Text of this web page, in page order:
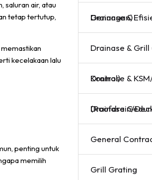
saluran air, atau
tetap tertutup,
kecelakaan lalu
penting untuk
memilih
Drainase & Efisiensi (Penyebab Genangan)
Drainase &
Drainase & KSM/SLBM (Tutup Bak Kontrol)
Drainase Gedung
General
Grill Grating